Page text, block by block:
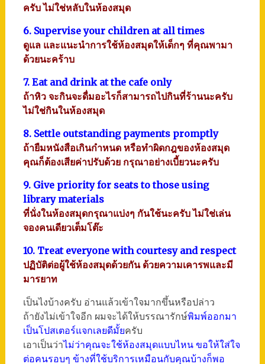
ครับ ไม่ใช่หลับในห้องสมุด
6. Supervise your children at all times
ดูแล และแนะนำการใช้ห้องสมุดให้เด็กๆ ที่คุณพามา
ด้วยนะคร้าบ
7. Eat and drink at the cafe only
ถ้าหิว จะกินจะดื่มอะไรก็สามารถไปกินที่ร้านนะครับ
ไม่ใช่กินในห้องสมุด
8. Settle outstanding payments promptly
ถ้ายืมหนังสือเกินกำหนด หรือทำผิดกฎของห้องสมุด
คุณก็ต้องเสียค่าปรับด้วย กรุณาอย่างเบี้ยวนะครับ
9. Give priority for seats to those using
library materials
ที่นั่งในห้องสมุดกรุณาแบ่งๆ กันใช้นะครับ ไม่ใช่เล่น
จองคนเดียวเต็มโต๊ะ
10. Treat everyone with courtesy and respect
ปฏิบัติต่อผู้ใช้ห้องสมุดด้วยกัน ด้วยความเคารพและมี
มารยาท
เป็นไงบ้างครับ อ่านแล้วเข้าใจมากขึ้นหรือปล่าว
ถ้ายังไม่เข้าใจอีก ผมจะได้ให้บรรณารักษ์พิมพ์ออกมา
เป็นโปสเตอร์แจกเลยดีมั้ยครับ
เอาเป็นว่าไม่ว่าคุณจะใช้ห้องสมุดแบบไหน ขอให้ใส่ใจ
ต่อคนรอบๆ ข้างที่ใช้บริการเหมือนกับคุณบ้างก็พอ